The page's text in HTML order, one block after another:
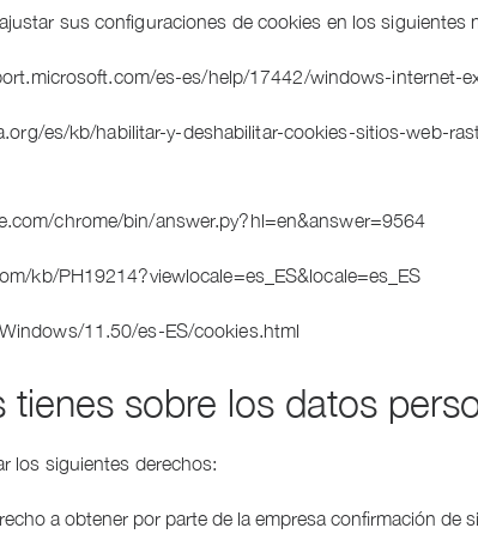
sus configuraciones de cookies en los siguientes
es-es/help/17442/windows-internet-
es/kb/habilitar-y-deshabilitar-cookies-sitios-web-
chrome/bin/answer.py?hl=en&answer=9564
kb/PH19214?viewlocale=es_ES&locale=es_ES
11.50/es-ES/cookies.html
tienes sobre los datos
los siguientes derechos:
a obtener por parte de la empresa confirmación